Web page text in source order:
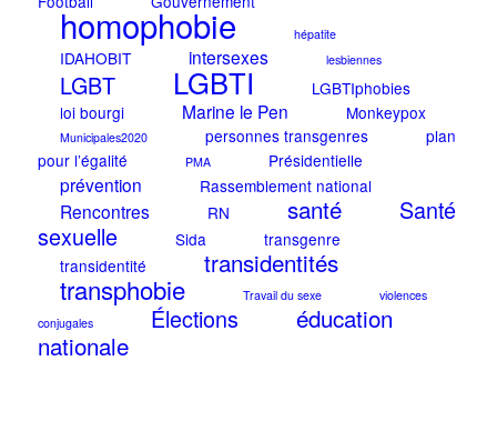
homophobie hépatite
IDAHOBIT intersexes lesbiennes
LGBT LGBTI
LGBTIphobies
loi bourgi
Marine le Pen Monkeypox
Municipales2020 personnes transgenres
plan
pour l’égalité
PMA Présidentielle
prévention Rassemblement national
Rencontres RN santé
Santé
sexuelle
Sida
transgenre
transidentité
transidentités
transphobie Travail du sexe
violences
conjugales
Élections
éducation
nationale